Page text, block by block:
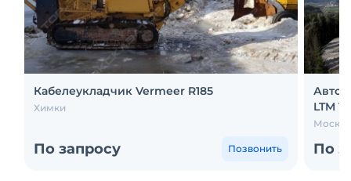
Кабелеукладчик Vermeer R185
Химки
По запросу Позвонить
LTM
По